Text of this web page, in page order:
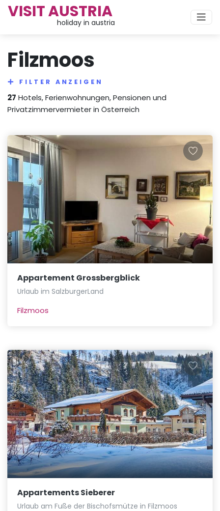
VISIT AUSTRIA
holiday in austria
Filzmoos
FILTER ANZEIGEN
27 Hotels, Ferienwohnungen, Pensionen und
Privatzimmervermieter in Österreich
Appartement Grossbergblick
Urlaub im SalzburgerLand
Filzmoos
Appartements Sieberer
Urlaub am Fuße der Bischofsmütze in Filzmoos